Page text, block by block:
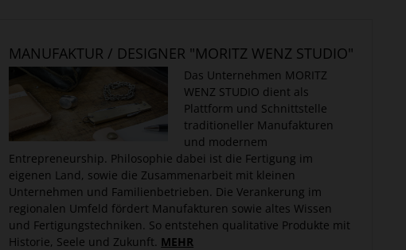
MANUFAKTUR / DESIGNER "MORITZ WENZ STUDIO"
Das Unternehmen MORITZ
WENZ STUDIO dient als
Plattform und Schnittstelle
traditioneller Manufakturen
und modernem
Entrepreneurship. Philosophie dabei ist die Fertigung im
eigenen Land, sowie die Zusammenarbeit mit kleinen
Unternehmen und Familienbetrieben. Die Verankerung im
regionalen Umfeld fördert Manufakturen sowie altes Wissen
und Fertigungstechniken. So entstehen qualitative Produkte mit
Historie, Seele und Zukunft. MEHR